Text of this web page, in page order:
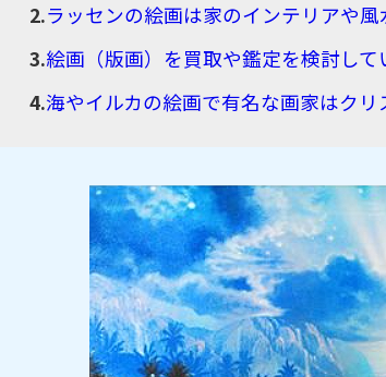
ラッセンの絵画は家のインテリアや風
絵画（版画）を買取や鑑定を検討し
海やイルカの絵画で有名な画家はク